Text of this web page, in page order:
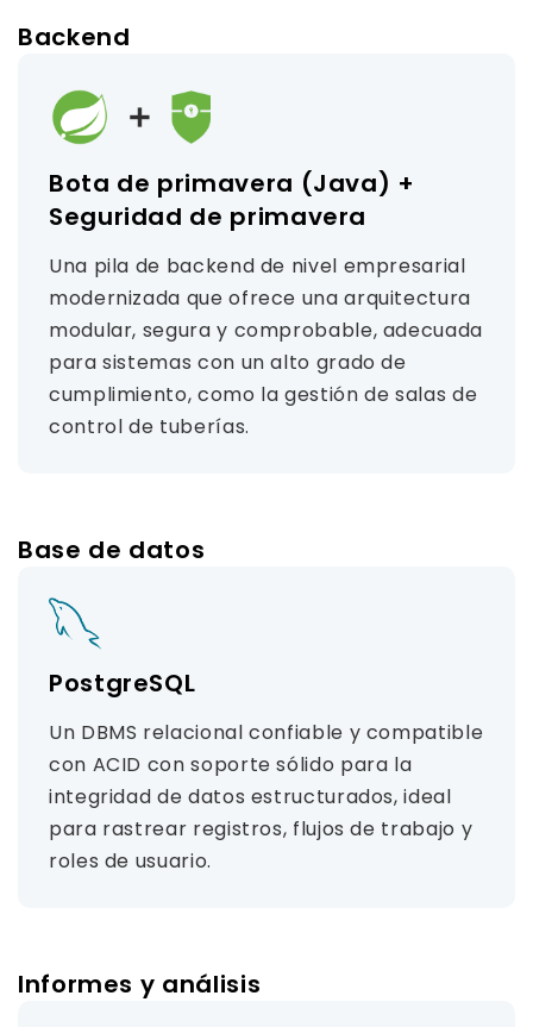
Backend
Bota de primavera (Java) +
Seguridad de primavera
Una pila de backend de nivel empresarial
modernizada que ofrece una arquitectura
modular, segura y comprobable, adecuada
para sistemas con un alto grado de
cumplimiento, como la gestión de salas de
control de tuberías.
Base de datos
PostgreSQL
Un DBMS relacional confiable y compatible
con ACID con soporte sólido para la
integridad de datos estructurados, ideal
para rastrear registros, flujos de trabajo y
roles de usuario.
Informes y análisis